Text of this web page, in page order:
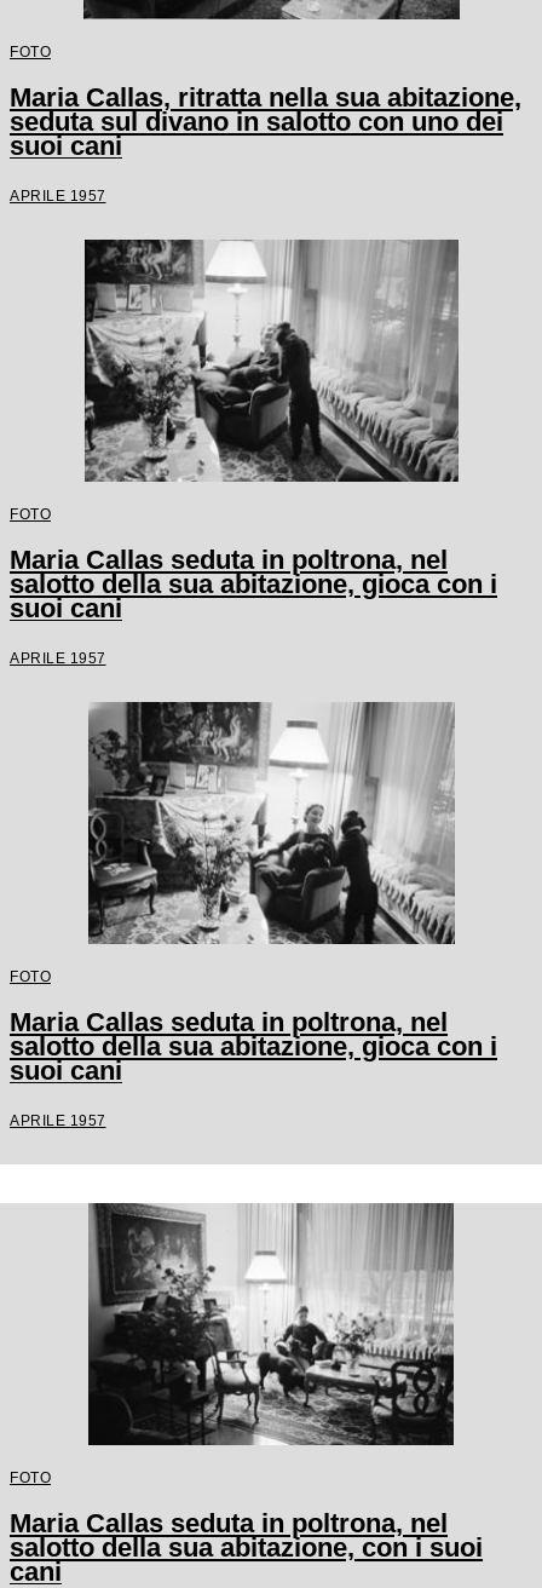
FOTO
Maria Callas, ritratta nella sua abitazione,
seduta sul divano in salotto con uno dei
suoi cani
APRILE 1957
FOTO
Maria Callas seduta in poltrona, nel
salotto della sua abitazione, gioca con i
suoi cani
APRILE 1957
FOTO
Maria Callas seduta in poltrona, nel
salotto della sua abitazione, gioca con i
suoi cani
APRILE 1957
FOTO
Maria Callas seduta in poltrona, nel
salotto della sua abitazione, con i suoi
cani